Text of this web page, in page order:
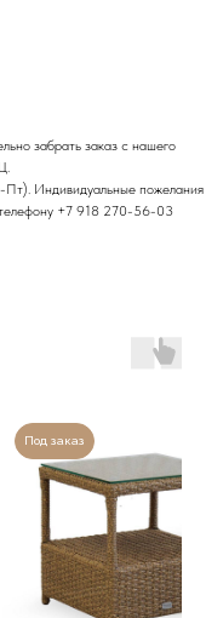
забрать заказ с нашего
Индивидуальные пожелания
телефону +7 918 270-56-03
Под заказ